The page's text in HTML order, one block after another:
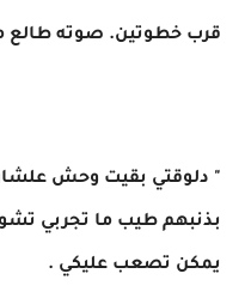
قرب خطوتين. صوته طالع
" دلوقتي بقيت وحش
بذنبهم طيب ما تجربي
يمكن تصعب عليكي .